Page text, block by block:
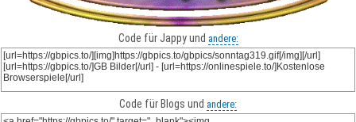
Code für Jappy und andere:
Code für Blogs und andere: